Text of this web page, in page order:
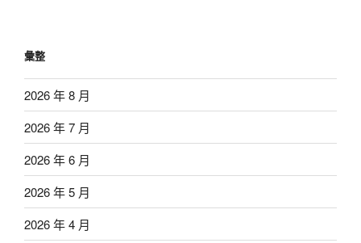
彙整
2026 年 8 月
2026 年 7 月
2026 年 6 月
2026 年 5 月
2026 年 4 月